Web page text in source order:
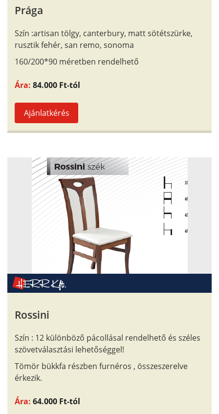
Prága
Szín :artisan tölgy, canterbury, matt sötétszürke,
rusztik fehér, san remo, sonoma
160/200*90 méretben rendelhető
Ára: 84.000 Ft-tól
Ajánlatkérés
Rossini
Szín : 12 különböző pácollásal rendelhető és széles
szövetválasztási lehetőséggel!
Tömör bükkfa részben furnéros , összeszerelve
érkezik.
Ára: 64.000 Ft-tól